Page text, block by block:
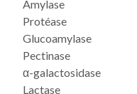
Amylase
Protéase
Glucoamylase
Pectinase
α-galactosidase
Lactase